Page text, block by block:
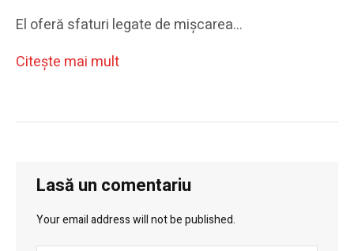
El oferă sfaturi legate de mișcarea…
Citeşte mai mult
Lasă un comentariu
Your email address will not be published.